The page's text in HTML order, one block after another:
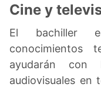
Cine y
El bachiller
conocimientos
ayudarán con
audiovisuales en